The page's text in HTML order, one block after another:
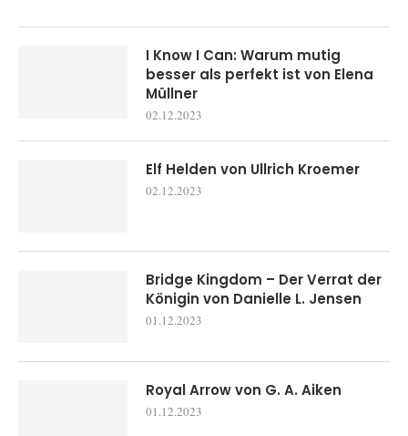
I Know I Can: Warum mutig
besser als perfekt ist von Elena
Müllner
02.12.2023
Elf Helden von Ullrich Kroemer
02.12.2023
Bridge Kingdom – Der Verrat der
Königin von Danielle L. Jensen
01.12.2023
Royal Arrow von G. A. Aiken
01.12.2023